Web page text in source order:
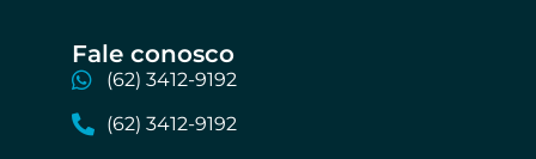
Fale conosco​
(62) 3412-9192
(62) 3412-9192